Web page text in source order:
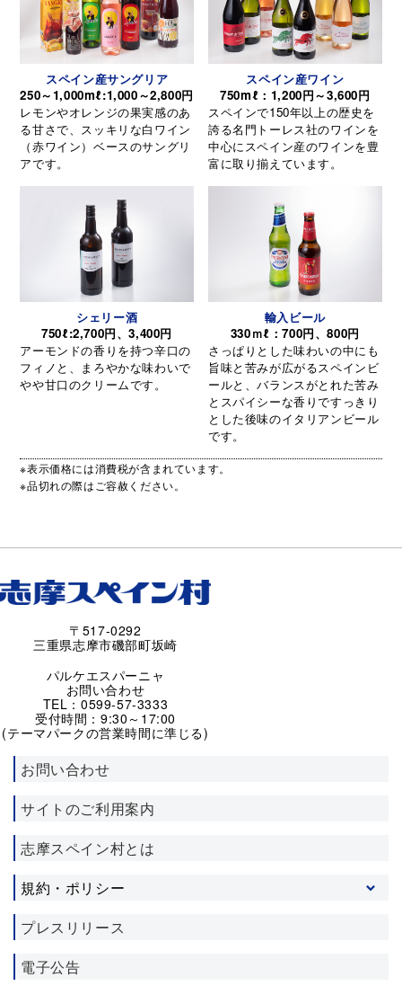
スペイン産サングリア
250～1,000mℓ:1,000～2,800円
レモンやオレンジの果実感のあ
る甘さで、スッキリな白ワイン
（赤ワイン）ベースのサングリ
アです。
スペイン産ワイン
750mℓ：1,200円～3,600円
スペインで150年以上の歴史を
誇る名門トーレス社のワインを
中心にスペイン産のワインを豊
富に取り揃えています。
シェリー酒
750ℓ:2,700円、3,400円
アーモンドの香りを持つ辛口の
フィノと、まろやかな味わいで
やや甘口のクリームです。
輸入ビール
330ｍℓ：700円、800円
さっぱりとした味わいの中にも
旨味と苦みが広がるスペインビ
ールと、バランスがとれた苦み
とスパイシーな香りですっきり
とした後味のイタリアンビール
です。
※表示価格には消費税が含まれています。
※品切れの際はご容赦ください。
〒517-0292
三重県志摩市磯部町坂崎
パルケエスパーニャ
お問い合わせ
TEL：0599-57-3333
受付時間：9:30～17:00
(テーマパークの営業時間に準じる)
お問い合わせ
サイトのご利用案内
志摩スペイン村とは
規約・ポリシー
プライバシーポリシー
施設利用約款
プレスリリース
電子公告